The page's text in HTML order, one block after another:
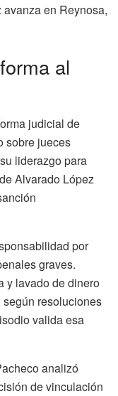
en Reynosa,
al
judicial de
sobre jueces
liderazgo para
Alvarado López
por
graves.
y lavado de dinero
resoluciones
valida esa
analizó
de vinculación